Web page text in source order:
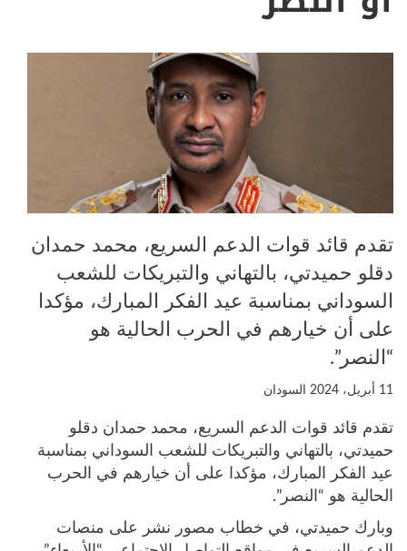
تقدم قائد قوات الدعم السريع، محمد حمدان
دقلو حميدتي، بالتهاني والتبريكات للشعب
السوداني بمناسبة عيد الفكر المبارك، مؤكدا
على أن خيارهم في الحرب الحالية هو
“النصر”.
11 أبريل، 2024 السودان
تقدم قائد قوات الدعم السريع، محمد حمدان دقلو
حميدتي، بالتهاني والتبريكات للشعب السوداني بمناسبة
عيد الفكر المبارك، مؤكدا على أن خيارهم في الحرب
الحالية هو “النصر”.
وبارك حميدتي، في خطاب مصور نشر على منصات